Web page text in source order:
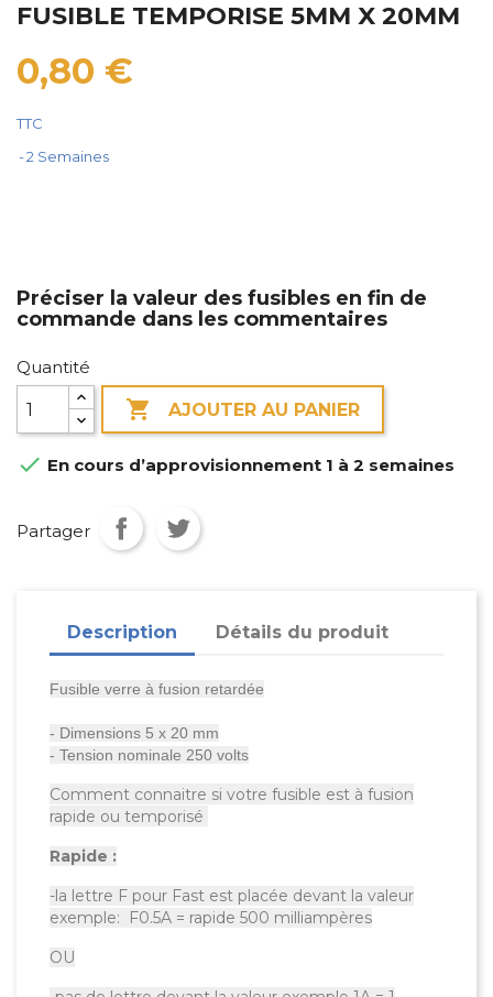
FUSIBLE TEMPORISE 5MM X 20MM
0,80 €
TTC
2 Semaines
Préciser la valeur des fusibles en fin de
commande dans les commentaires
Quantité
 AJOUTER AU PANIER
 En cours d’approvisionnement 1 à 2 semaines
Partager
Description Détails du produit
Fusible verre à fusion retardée
- Dimensions 5 x 20 mm
- Tension nominale 250 volts
Comment connaitre si votre fusible est à fusion
rapide ou temporisé
Rapide :
-la lettre F pour Fast est placée devant la valeur
exemple: F0.5A = rapide 500 milliampères
OU